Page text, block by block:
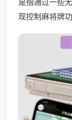
是指通过一些
现控制麻将牌